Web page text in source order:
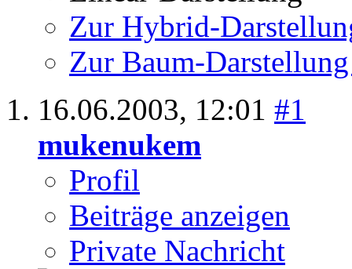
Zur Hybrid-
Zur Baum-
16.06.2003, 12:01 #1
mukenukem
Profil
Beiträge anzeigen
Private Nachricht